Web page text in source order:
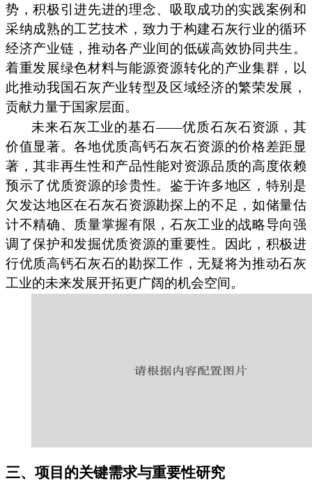
势，积极引进先进的理念、吸取成功的实践案例和
采纳成熟的工艺技术，致力于构建石灰行业的循环
经济产业链，推动各产业间的低碳高效协同共生。
着重发展绿色材料与能源资源转化的产业集群，以
此推动我国石灰产业转型及区域经济的繁荣发展，
贡献力量于国家层面。
未来石灰工业的基石——优质石灰石资源，其
价值显著。各地优质高钙石灰石资源的价格差距显
著，其非再生性和产品性能对资源品质的高度依赖
预示了优质资源的珍贵性。鉴于许多地区，特别是
欠发达地区在石灰石资源勘探上的不足，如储量估
计不精确、质量掌握有限，石灰工业的战略导向强
调了保护和发掘优质资源的重要性。因此，积极进
行优质高钙石灰石的勘探工作，无疑将为推动石灰
工业的未来发展开拓更广阔的机会空间。
三、项目的关键需求与重要性研究